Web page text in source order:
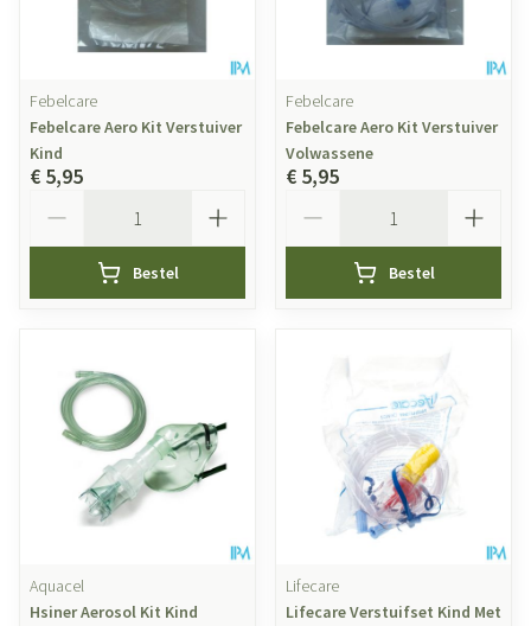
Febelcare
Febelcare Aero Kit Verstuiver
Kind
€ 5,95
Bestel
Febelcare
Febelcare Aero Kit Verstuiver
Volwassene
€ 5,95
Bestel
Aquacel
Hsiner Aerosol Kit Kind
Lifecare
Lifecare Verstuifset Kind Met